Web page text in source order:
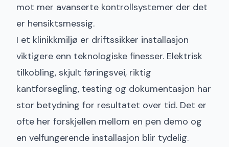
mot mer avanserte kontrollsystemer der det
er hensiktsmessig.
I et klinikkmiljø er driftssikker installasjon
viktigere enn teknologiske finesser. Elektrisk
tilkobling, skjult føringsvei, riktig
kantforsegling, testing og dokumentasjon har
stor betydning for resultatet over tid. Det er
ofte her forskjellen mellom en pen demo og
en velfungerende installasjon blir tydelig.